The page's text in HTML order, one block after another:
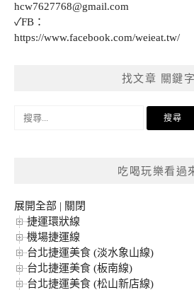
hcw7627768@gmail.com
✓FB：
https://www.facebook.com/weieat.tw/
找文章 關鍵字
搜
吃喝玩樂看過
展開全部 | 關閉
捷運環狀線
機場捷運線
台北捷運美食 (淡水象山線)
台北捷運美食 (板南線)
台北捷運美食 (松山新店線)